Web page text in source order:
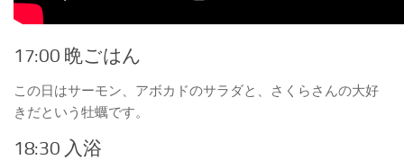
17:00 晩ごはん
この日はサーモン、アボカドのサラダと、さくらさんの大好
きだという牡蠣です。
18:30 入浴